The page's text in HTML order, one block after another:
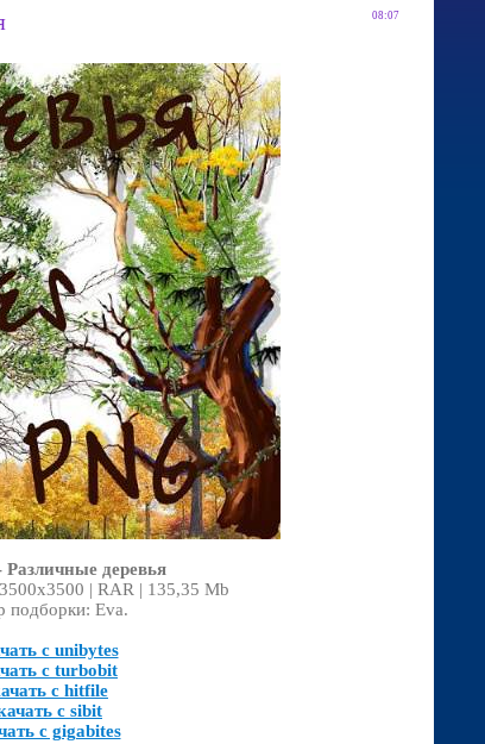
08:07
деревья
| RAR | 135,35 Mb
подборки: Eva.
с unibytes
с turbobit
с hitfile
с sibit
с gigabites